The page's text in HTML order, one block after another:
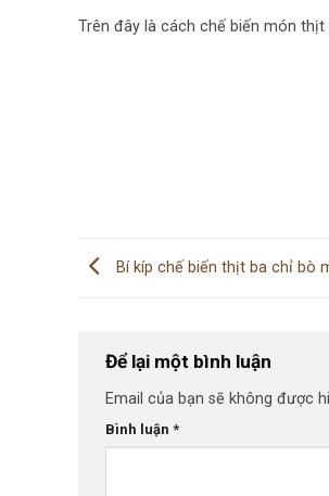
Trên đây là cách chế biến món
Bí kíp chế biến thịt ba chỉ bò
Để lại một bình luận
Email của bạn sẽ không được
Bình luận *